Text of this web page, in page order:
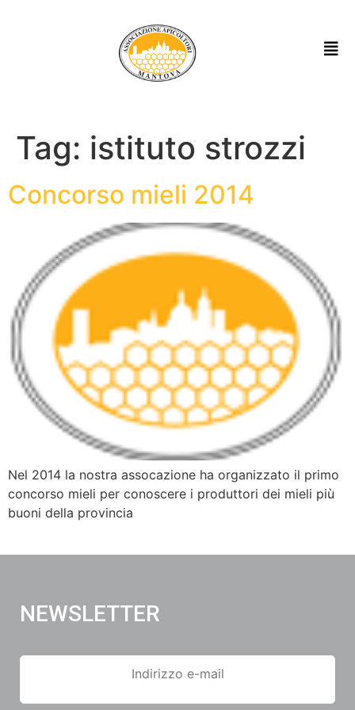
Tag: istituto strozzi
Concorso mieli 2014
Nel 2014 la nostra assocazione ha organizzato il primo
concorso mieli per conoscere i produttori dei mieli più
buoni della provincia
NEWSLETTER